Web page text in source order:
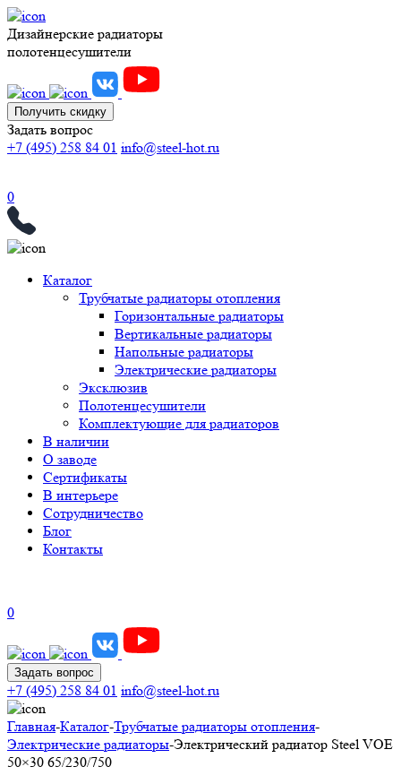
Дизайнерские радиаторы
полотенцесушители
Получить скидку
Задать вопрос
+7 (495) 258 84 01 info@steel-hot.ru
0
Каталог
Трубчатые радиаторы отопления
Горизонтальные радиаторы
Вертикальные радиаторы
Напольные радиаторы
Электрические радиаторы
Эксклюзив
Полотенцесушители
Комплектующие для радиаторов
В наличии
О заводе
Сертификаты
В интерьере
Сотрудничество
Блог
Контакты
0
Задать вопрос
+7 (495) 258 84 01 info@steel-hot.ru
Главная-Каталог-Трубчатые радиаторы отопления-
Электрические радиаторы-Электрический радиатор Steel VOE
50×30 65/230/750